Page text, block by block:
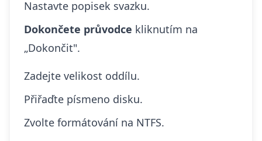
Nastavte popisek svazku.
Dokončete průvodce kliknutím na
„Dokončit".
Zadejte velikost oddílu.
Přiřaďte písmeno disku.
Zvolte formátování na NTFS.